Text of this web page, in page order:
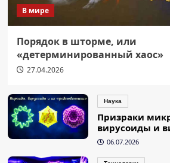
В мире
Порядок в шторме, или
«детерминированный хаос»
27.04.2026
Наука
Призраки
вирусоиды и
06.07.2026